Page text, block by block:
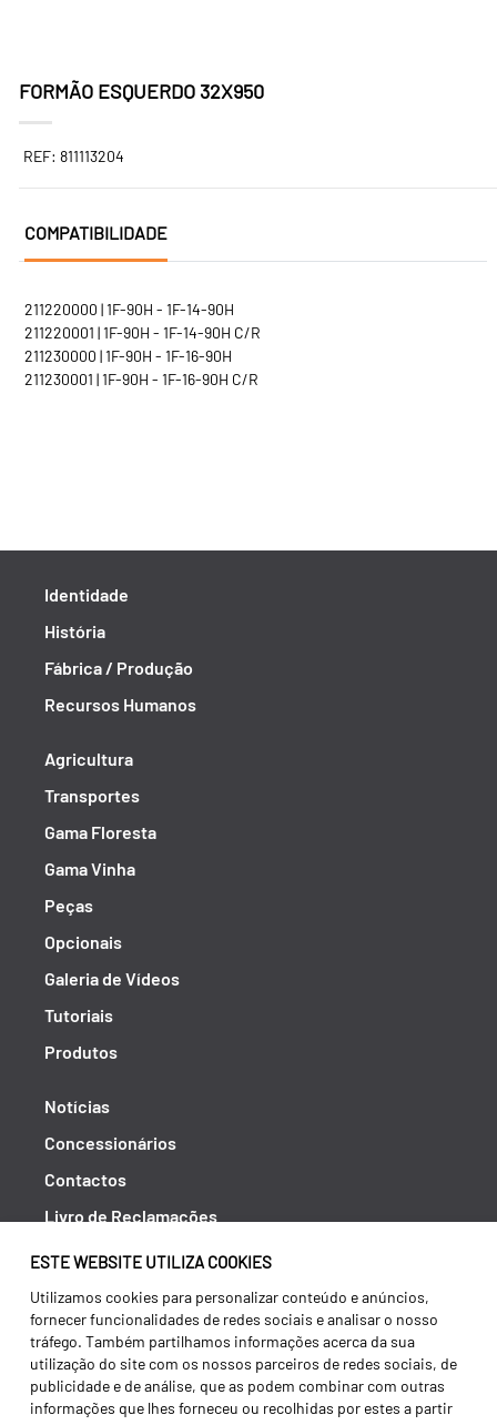
ESTE WEBSITE UTILIZA COOKIES
Utilizamos cookies para personalizar conteúdo e anúncios,
fornecer funcionalidades de redes sociais e analisar o nosso
tráfego. Também partilhamos informações acerca da sua
utilização do site com os nossos parceiros de redes sociais, de
publicidade e de análise, que as podem combinar com outras
informações que lhes forneceu ou recolhidas por estes a partir
FORMÃO ESQUERDO 32X950
REF: 811113204
COMPATIBILIDADE
211220000 | 1F-90H - 1F-14-90H
211220001 | 1F-90H - 1F-14-90H C/R
211230000 | 1F-90H - 1F-16-90H
211230001 | 1F-90H - 1F-16-90H C/R
Identidade
História
Fábrica / Produção
Recursos Humanos
Agricultura
Transportes
Gama Floresta
Gama Vinha
Peças
Opcionais
Galeria de Vídeos
Tutoriais
Produtos
Notícias
Concessionários
Contactos
Livro de Reclamações
Política de Privacidade
Canal de Denúncias (RGPC)
Termos e condições